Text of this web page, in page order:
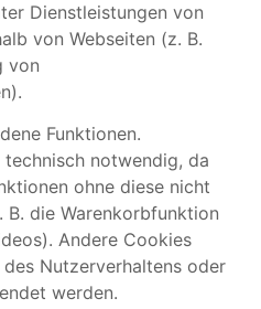
Dienstleistungen von
von Webseiten (z. B.
von
Funktionen.
notwendig, da
ohne diese nicht
die Warenkorbfunktion
Andere Cookies
Nutzerverhaltens oder
werden.